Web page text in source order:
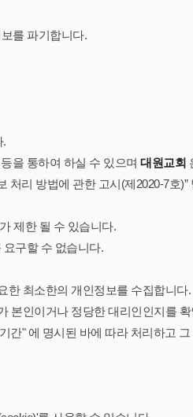
를 파기합니다.
.
을 통하여 하실 수 있으며 대원교회
리 방법에 관한 고시(제2020-7호
제한 될 수 있습니다.
구할 수 없습니다.
한 최소한의 개인정보를 수집합니다.
본인이거나 정당한 대리인인지를
" 에 명시된 바에 따라 처리하고